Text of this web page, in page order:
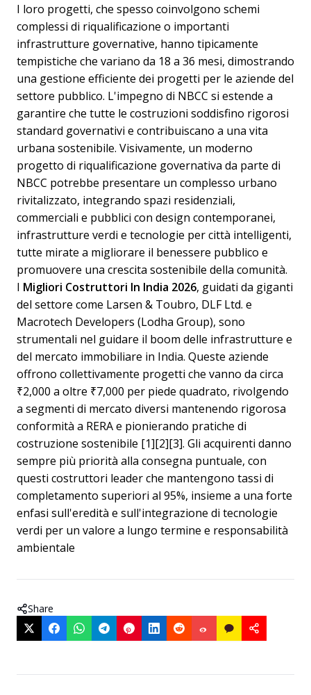
I loro progetti, che spesso coinvolgono schemi
complessi di riqualificazione o importanti
infrastrutture governative, hanno tipicamente
tempistiche che variano da 18 a 36 mesi, dimostrando
una gestione efficiente dei progetti per le aziende del
settore pubblico. L'impegno di NBCC si estende a
garantire che tutte le costruzioni soddisfino rigorosi
standard governativi e contribuiscano a una vita
urbana sostenibile. Visivamente, un moderno
progetto di riqualificazione governativa da parte di
NBCC potrebbe presentare un complesso urbano
rivitalizzato, integrando spazi residenziali,
commerciali e pubblici con design contemporanei,
infrastrutture verdi e tecnologie per città intelligenti,
tutte mirate a migliorare il benessere pubblico e
promuovere una crescita sostenibile della comunità.
I Migliori Costruttori In India 2026, guidati da giganti
del settore come Larsen & Toubro, DLF Ltd. e
Macrotech Developers (Lodha Group), sono
strumentali nel guidare il boom delle infrastrutture e
del mercato immobiliare in India. Queste aziende
offrono collettivamente progetti che vanno da circa
₹2,000 a oltre ₹7,000 per piede quadrato, rivolgendo
a segmenti di mercato diversi mantenendo rigorosa
conformità a RERA e pionierando pratiche di
costruzione sostenibile [1][2][3]. Gli acquirenti danno
sempre più priorità alla consegna puntuale, con
questi costruttori leader che mantengono tassi di
completamento superiori al 95%, insieme a una forte
enfasi sull'eredità e sull'integrazione di tecnologie
verdi per un valore a lungo termine e responsabilità
ambientale
Share